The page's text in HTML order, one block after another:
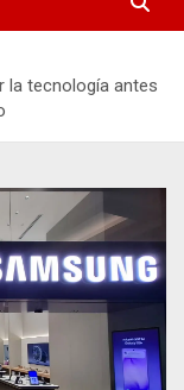
la tecnología antes